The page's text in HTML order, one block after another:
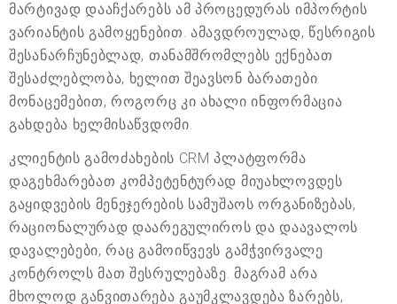
მარტივად დააჩქარებს ამ პროცედურას იმპორტის
ვარიანტის გამოყენებით. ამავდროულად, წესრიგის
შესანარჩუნებლად, თანამშრომლებს ექნებათ
შესაძლებლობა, ხელით შეავსონ ბარათები
მონაცემებით, როგორც კი ახალი ინფორმაცია
გახდება ხელმისაწვდომი.
კლიენტის გამოძახების CRM პლატფორმა
დაგეხმარებათ კომპეტენტურად მიუახლოვდეს
გაყიდვების მენეჯერების სამუშაოს ორგანიზებას,
რაციონალურად დაარეგულიროს და დაავალოს
დავალებები, რაც გამოიწვევს გამჭვირვალე
კონტროლს მათ შესრულებაზე. მაგრამ არა
მხოლოდ განვითარება გაუმკლავდება ზარებს,